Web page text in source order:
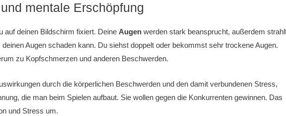
mentale Erschöpfung
auf deinen Bildschirm fixiert. Deine Augen werden stark beansprucht, außerdem
Augen schaden kann. Du siehst doppelt oder bekommst sehr trockene Augen.
zu Kopfschmerzen und anderen Beschwerden.
durch die körperlichen Beschwerden und den damit verbundenen Stress,
die man beim Spielen aufbaut. Sie wollen gegen die Konkurrenten gewinnen. Das
und Stress um.